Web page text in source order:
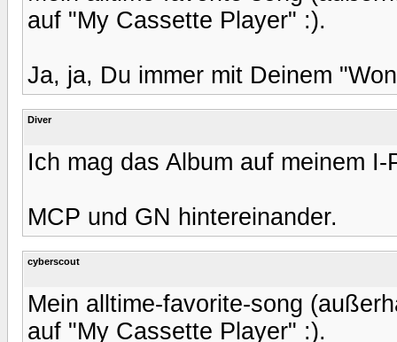
auf "My Cassette Player" :).
Ja, ja, Du immer mit Deinem
Diver
Ich mag das Album auf meinem
MCP und GN hintereinander.
cyberscout
Mein alltime-favorite-song
auf "My Cassette Player" :).